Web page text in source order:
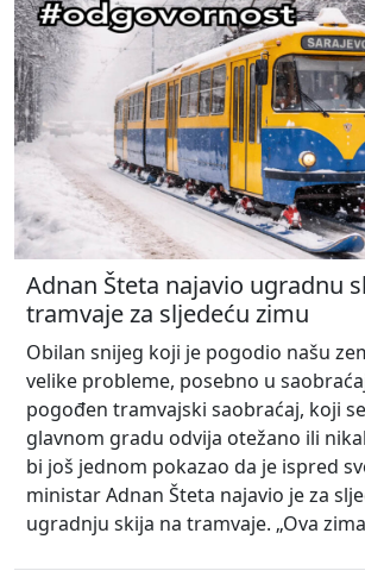
Adnan Šteta najavio ugradnu
tramvaje za sljedeću zimu
Obilan snijeg koji je pogodio našu
velike probleme, posebno u
pogođen tramvajski saobraćaj, koji
glavnom gradu odvija otežano ili
bi još jednom pokazao da je ispred
ministar Adnan Šteta najavio je za
ugradnju skija na tramvaje. „Ova